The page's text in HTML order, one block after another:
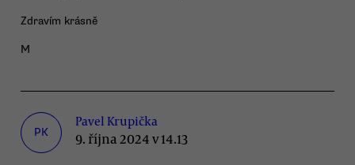
Zdravím krásně
M
PK
Pavel Krupička
9. října 2024 v 14.13